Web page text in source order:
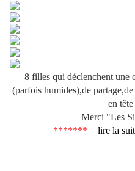
8 filles qui déclenchent une
(parfois humides),de partage,de
en
Merci "Les
******* = lire la